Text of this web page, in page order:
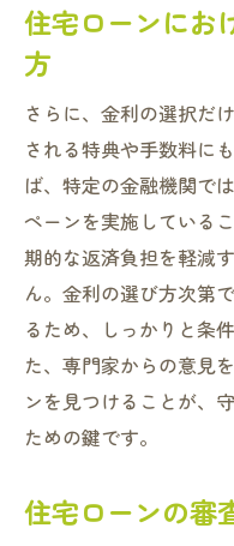
家族構成に応
収入に適した
住宅購入後の
守口市で安心し
選びの秘訣
信頼できる金
安心できる住
守口市での不
購入後も安心
ローン選びで
未来に備える守口
住宅ローンにお
方
さらに、金利の選択だ
される特典や手数料に
ば、特定の金融機関で
ペーンを実施している
期的な返済負担を軽減
ん。金利の選び方次第
るため、しっかりと条
た、専門家からの意見
ンを見つけることが、
ための鍵です。
住宅ローンの審